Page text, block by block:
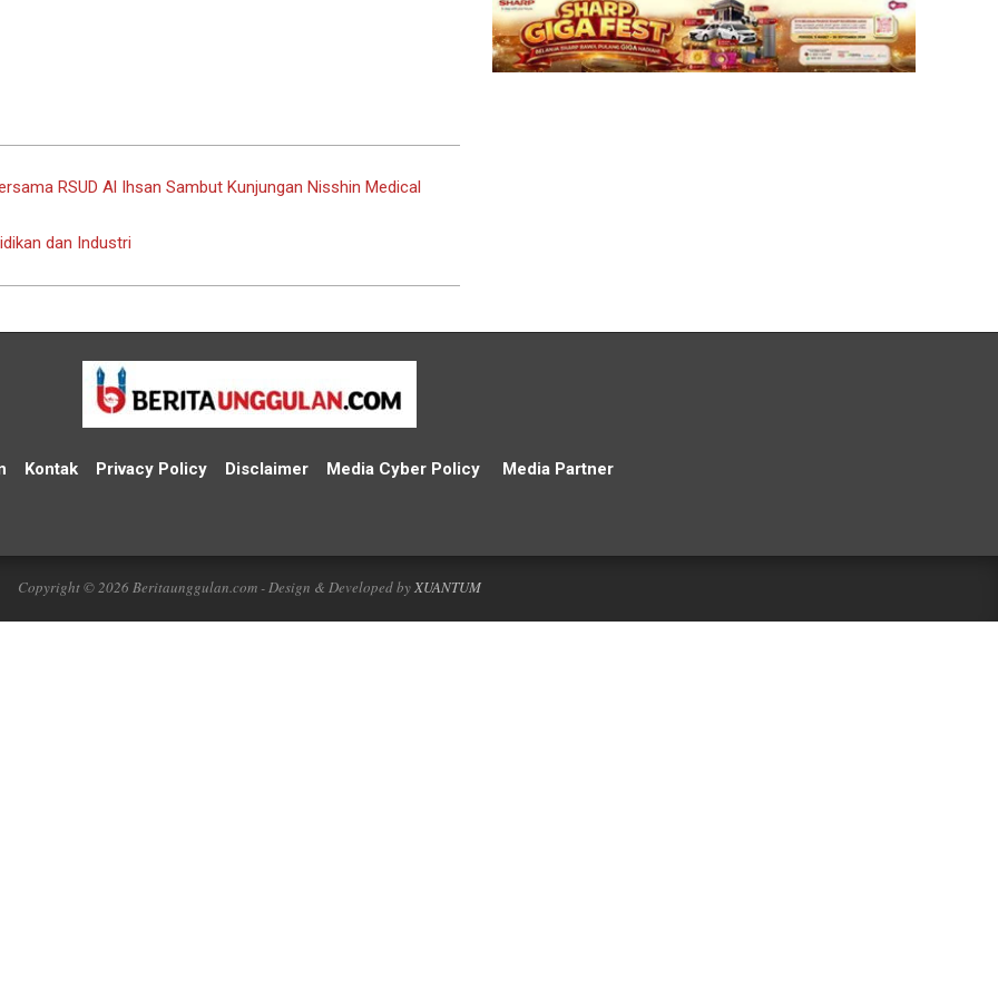
RSUD Al Ihsan Sambut Kunjungan Nisshin Medical
dan Industri
Kontak Privacy Policy Disclaimer Media Cyber Policy Media Partner
Copyright © 2026 Beritaunggulan.com - Design & Developed byXUANTUM